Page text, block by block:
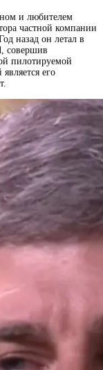
и любителем
частной компании
назад он летал в
совершив
пилотируемой
его